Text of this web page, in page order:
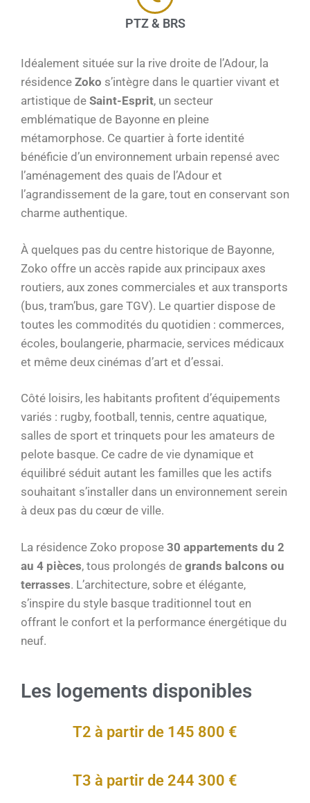
PTZ & BRS
Idéalement située sur la rive droite de l’Adour, la
résidence Zoko s’intègre dans le quartier vivant et
artistique de Saint-Esprit, un secteur
emblématique de Bayonne en pleine
métamorphose. Ce quartier à forte identité
bénéficie d’un environnement urbain repensé avec
l’aménagement des quais de l’Adour et
l’agrandissement de la gare, tout en conservant son
charme authentique.
À quelques pas du centre historique de Bayonne,
Zoko offre un accès rapide aux principaux axes
routiers, aux zones commerciales et aux transports
(bus, tram’bus, gare TGV). Le quartier dispose de
toutes les commodités du quotidien : commerces,
écoles, boulangerie, pharmacie, services médicaux
et même deux cinémas d’art et d’essai.
Côté loisirs, les habitants profitent d’équipements
variés : rugby, football, tennis, centre aquatique,
salles de sport et trinquets pour les amateurs de
pelote basque. Ce cadre de vie dynamique et
équilibré séduit autant les familles que les actifs
souhaitant s’installer dans un environnement serein
à deux pas du cœur de ville.
La résidence Zoko propose 30 appartements du 2
au 4 pièces, tous prolongés de grands balcons ou
terrasses. L’architecture, sobre et élégante,
s’inspire du style basque traditionnel tout en
offrant le confort et la performance énergétique du
neuf.
Les logements disponibles
T2 à partir de 145 800 €
T3 à partir de 244 300 €